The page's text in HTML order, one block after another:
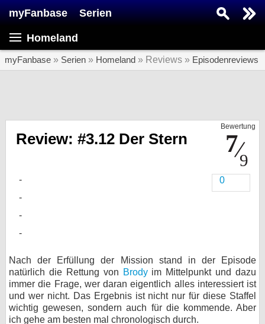
myFanbase Serien
Homeland
myFanbase » Serien » Homeland » Reviews » Episodenreviews
Bewertung
Review: #3.12 Der Stern
0
Nach der Erfüllung der Mission stand in der Episode
natürlich die Rettung von Brodyim Mittelpunkt und dazu
immer die Frage, wer daran eigentlich alles interessiert ist
und wer nicht. Das Ergebnis ist nicht nur für diese Staffel
wichtig gewesen, sondern auch für die kommende. Aber
ich gehe am besten mal chronologisch durch.
SERIEN
Forum
bei X
bei Facebook